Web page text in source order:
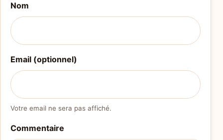
Nom
Email (optionnel)
Votre email ne sera pas affiché.
Commentaire